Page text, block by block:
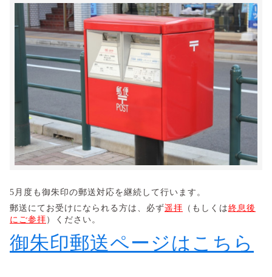
5月度も御朱印の郵送対応を継続して行います。
​郵送にてお受けになられる方は、必ず遥拝 （もしくは終息後
にご参拝 ）ください。
御朱印郵送ページはこちら